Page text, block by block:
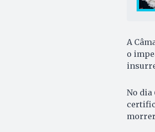
A
o
No